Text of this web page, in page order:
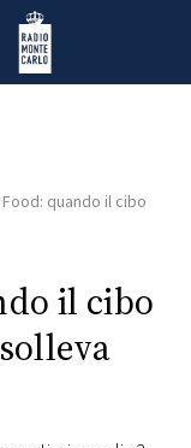
Radio Monte Carlo
quando il cibo
il cibo